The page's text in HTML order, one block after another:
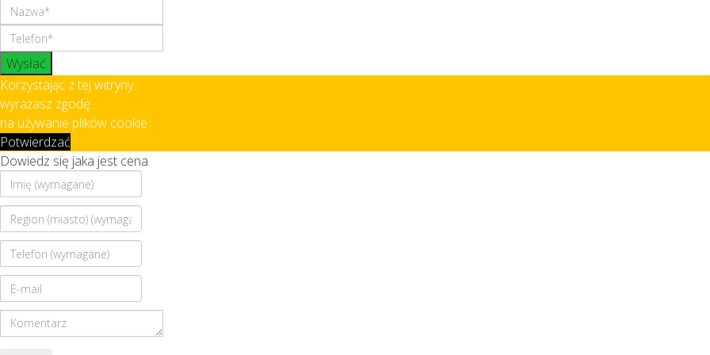
Wysłać
Korzystając z tej witryny
wyrażasz zgodę
na używanie plików cookie
Potwierdzać
Dowiedz się jaka jest cena